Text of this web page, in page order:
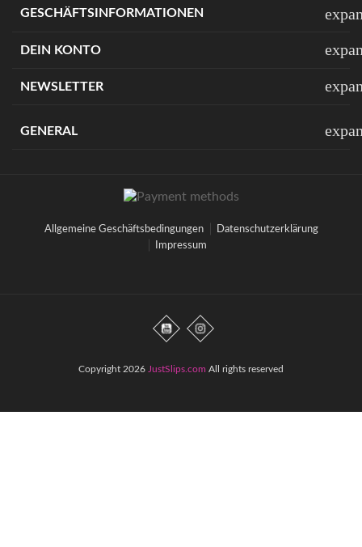
GESCHÄFTSINFORMATIONEN
DEIN KONTO
NEWSLETTER
GENERAL
Allgemeine Geschäftsbedingungen
Datenschutzerklärung
Impressum
Copyright 2026 JustSlips.com All rights reserved